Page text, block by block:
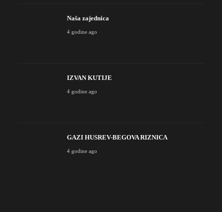
Naša zajednica
4 godine ago
IZVAN KUTIJE
4 godine ago
GAZI HUSREV-BEGOVA RIZNICA
4 godine ago